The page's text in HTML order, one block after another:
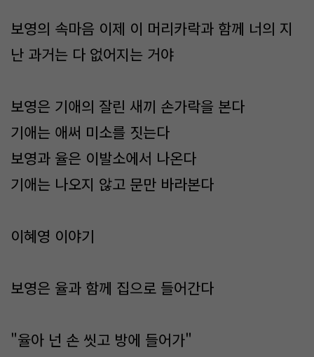
보영의 속마음 이제 이 머리카락과 함께 너의 지
난 과거는 다 없어지는 거야
보영은 기애의 잘린 새끼 손가락을 본다
기애는 애써 미소를 짓는다
보영과 율은 이발소에서 나온다
기애는 나오지 않고 문만 바라본다
이혜영 이야기
보영은 율과 함께 집으로 들어간다
"율아 넌 손 씻고 방에 들어가"